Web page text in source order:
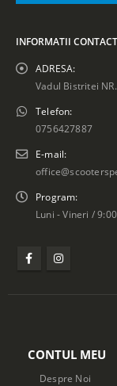
INFORMATII CONTACT
ADRESA:
Vadul Bistritei
Telefon:
0756427887
E-mail:
Program:
Luni - Vineri /
CONTUL MEU
Despre Noi